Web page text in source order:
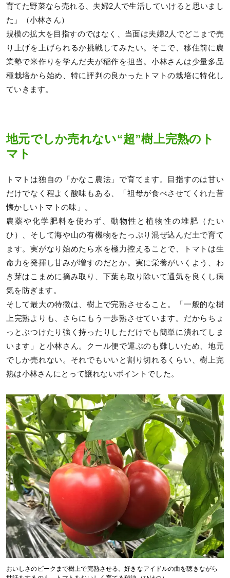
育てた野菜なら売れる、夫婦2人で生活していけると思いまし
た」（小林さん）
規模の拡大を目指すのではなく、当面は夫婦2人でどこまで売
り上げを上げられるか挑戦してみたい。そこで、移住前に農
業塾で米作りを学んだ夫が稲作を担当。小林さんは少量多品
種栽培から始め、特に評判の良かったトマトの栽培に特化し
ていきます。
地元でしか売れない“超”樹上完熟のト
マト
トマトは独自の「かなこ農法」で育てます。目指すのは甘い
だけでなく程よく酸味もある、「祖母が食べさせてくれた昔
懐かしいトマトの味」。
農薬や化学肥料を使わず、動物性と植物性の堆肥（たい
ひ）、そして海や山の有機物をたっぷり混ぜ込んだ土で育て
ます。実がなり始めたら水を極力控えることで、トマトは生
命力を発揮し甘みが増すのだとか。実に栄養がいくよう、わ
き芽はこまめに摘み取り、下葉も取り除いて通気を良くし病
気を防ぎます。
そして最大の特徴は、樹上で完熟させること。「一般的な樹
上完熟よりも、さらにもう一歩熟させています。だからちょ
っとぶつけたり強く持ったりしただけでも簡単に潰れてしま
います」と小林さん。クール便で運ぶのも難しいため、地元
でしか売れない。それでもいいと割り切れるくらい、樹上完
熟は小林さんにとって譲れないポイントでした。
おいしさのピークまで樹上で完熟させる。好きなアイドルの曲を聴きながら